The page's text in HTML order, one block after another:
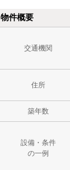
物件概要
交通機関
住所
築年数
設備・条件
の一例